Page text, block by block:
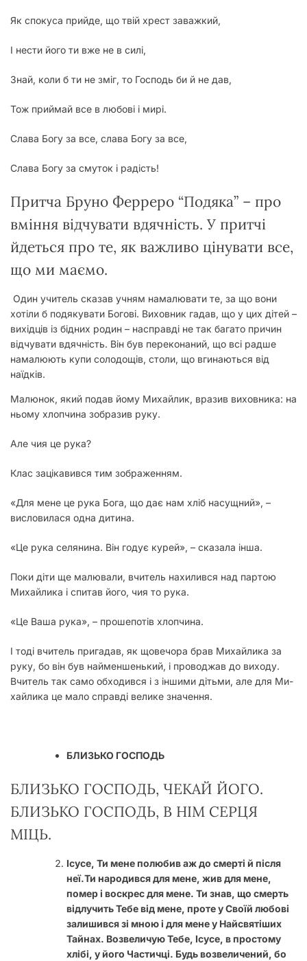
Як спокуса прийде, що твій хрест заважкий,
І нести його ти вже не в силі,
Знай, коли б ти не зміг, то Господь би й не дав,
Тож приймай все в любові і мирі.
Слава Богу за все, слава Богу за все,
Слава Богу за смуток і радість!
Притча Бруно Ферреро “Подяка” – про
вміння відчувати вдячність. У притчі
йдеться про те, як важливо цінувати все,
що ми маємо.
Один учитель сказав учням намалювати те, за що вони
хотіли б подякувати Богові. Виховник гадав, що у цих ді­тей –
вихідців із бідних родин – насправді не так багато при­чин
відчувати вдячність. Він був переконаний, що всі рад­ше
намалюють купи солодощів, столи, що вгинаються від
наїдків.
Малюнок, який подав йому Михайлик, вразив виховника: на
ньому хлопчина зобразив руку.
Але чия це рука?
Клас зацікавився тим зображенням.
«Для мене це рука Бога, що дає нам хліб насущний», –
висловилася одна дитина.
«Це рука селянина. Він годує курей», – сказала інша.
Поки діти ще малювали, вчитель нахилився над партою
Михайлика і спитав його, чия то рука.
«Це Ваша рука», – прошепотів хлопчина.
І тоді вчитель пригадав, як щовечора брав Михайлика за
руку, бо він був найменшенький, і проводжав до виходу.
Вчитель так само обходився і з іншими дітьми, але для Ми­
хайлика це мало справді велике значення.
БЛИЗЬКО ГОСПОДЬ
БЛИЗЬКО ГОСПОДЬ, ЧЕКАЙ ЙОГО.
БЛИЗЬКО ГОСПОДЬ, В НІМ СЕРЦЯ
МІЦЬ.
Ісусе, Ти мене полюбив аж до смерті й після
неї.Ти народився для мене, жив для мене,
помер і воскрес для мене. Ти знав, що смерть
відлучить Тебе від мене, проте у Своїй любові
залишився зі мною і для мене у Найсвятіших
Тайнах. Возвеличую Тебе, Ісусе, в простому
хлібі, у його Частичці. Будь возвеличений, бо